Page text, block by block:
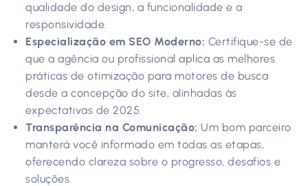
qualidade do design, a funcionalidade e a
responsividade.
Especialização em SEO Moderno: Certifique-se de
que a agência ou profissional aplica as melhores
práticas de otimização para motores de busca
desde a concepção do site, alinhadas às
expectativas de 2025.
Transparência na Comunicação: Um bom parceiro
manterá você informado em todas as etapas,
oferecendo clareza sobre o progresso, desafios e
soluções.